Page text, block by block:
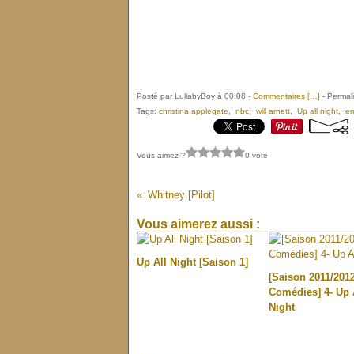
Posté par LullabyBoy à 00:08 - Commentaires [ ] -
Tags: christina applegate nbc will arnett Up all night
Vous aimez ? 0 vote
Whitney [Pilot]
Vous aimerez aussi :
Up All Night [Saison 1]
[Saison 2011/
Comédies] 4- Up
Night